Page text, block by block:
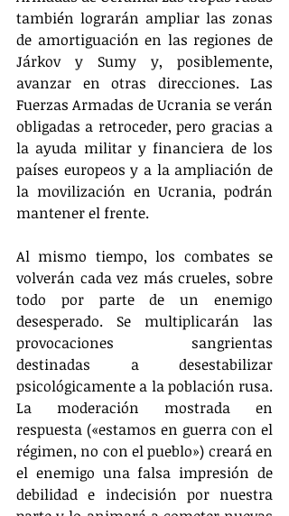
también lograrán ampliar las zonas
de amortiguación en las regiones de
Járkov y Sumy y, posiblemente,
avanzar en otras direcciones. Las
Fuerzas Armadas de Ucrania se verán
obligadas a retroceder, pero gracias a
la ayuda militar y financiera de los
países europeos y a la ampliación de
la movilización en Ucrania, podrán
mantener el frente.
Al mismo tiempo, los combates se
volverán cada vez más crueles, sobre
todo por parte de un enemigo
desesperado. Se multiplicarán las
provocaciones sangrientas
destinadas a desestabilizar
psicológicamente a la población rusa.
La moderación mostrada en
respuesta («estamos en guerra con el
régimen, no con el pueblo») creará en
el enemigo una falsa impresión de
debilidad e indecisión por nuestra